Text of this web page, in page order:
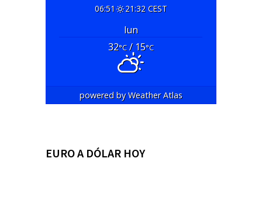
06:51 21:32 CEST
lun
32°C/ 15°C
powered byWeather Atlas
EURO A DÓLAR HOY